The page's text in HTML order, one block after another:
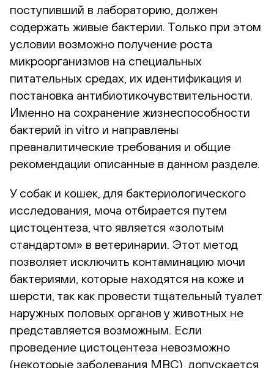
поступивший в лабораторию, должен
содержать живые бактерии. Только при этом
условии возможно получение роста
микроорганизмов на специальных
питательных средах, их идентификация и
постановка антибиотикочувствительности.
Именно на сохранение жизнеспособности
бактерий in vitro и направлены
преаналитические требования и общие
рекомендации описанные в данном разделе.
У собак и кошек, для бактериологического
исследования, моча отбирается путем
цистоцентеза, что является «золотым
стандартом» в ветеринарии. Этот метод
позволяет исключить контаминацию мочи
бактериями, которые находятся на коже и
шерсти, так как провести тщательный туалет
наружных половых органов у животных не
представляется возможным. Если
проведение цистоцентеза невозможно
(некоторые заболевания МВС), допускается